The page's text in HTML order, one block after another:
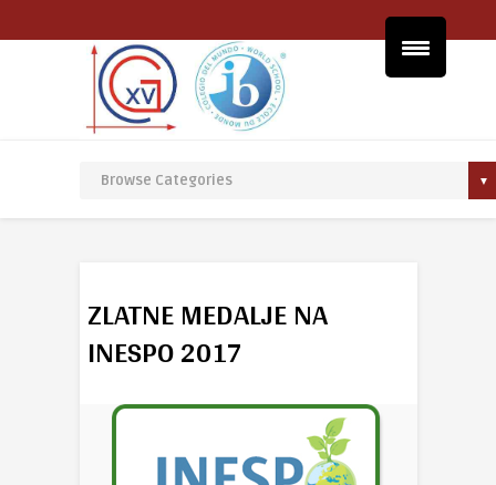
ZLATNE MEDALJE NA
INESPO 2017